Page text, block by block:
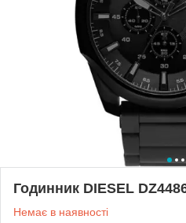
Годинник DIESEL
Немає в наявності